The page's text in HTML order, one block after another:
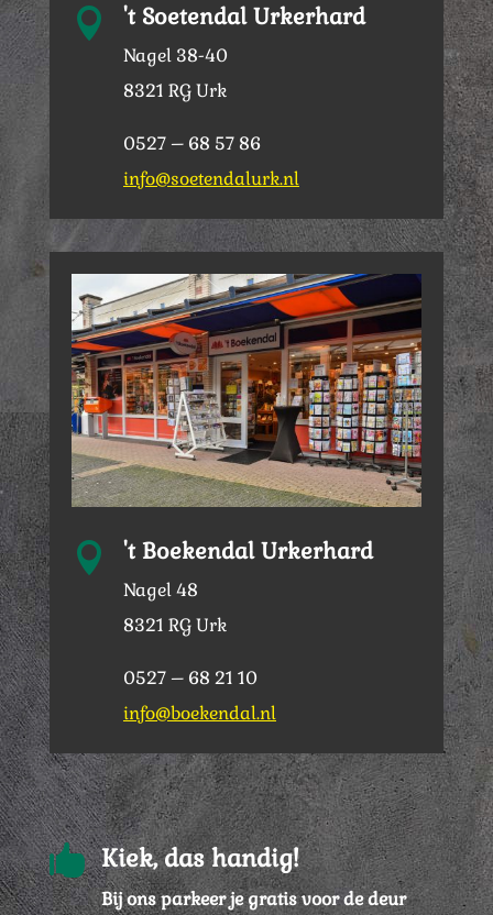
 't Soetendal Urkerhard
Nagel 38-40
8321 RG Urk
0527 – 68 57 86
info@soetendalurk.nl
 't Boekendal Urkerhard
Nagel 48
8321 RG Urk
0527 – 68 21 10
info@boekendal.nl
 Kiek, das handig!
Bij ons parkeer je gratis voor de deur